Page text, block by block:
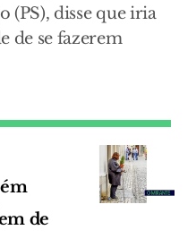
disse que iria
de se fazerem
de